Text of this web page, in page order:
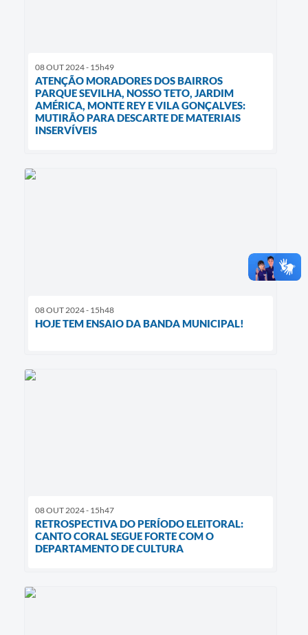
08 OUT 2024 - 15h49
ATENÇÃO MORADORES DOS BAIRROS
PARQUE SEVILHA, NOSSO TETO, JARDIM
AMÉRICA, MONTE REY E VILA GONÇALVES:
MUTIRÃO PARA DESCARTE DE MATERIAIS
INSERVÍVEIS
08 OUT 2024 - 15h48
HOJE TEM ENSAIO DA BANDA MUNICIPAL!
08 OUT 2024 - 15h47
RETROSPECTIVA DO PERÍODO ELEITORAL:
CANTO CORAL SEGUE FORTE COM O
DEPARTAMENTO DE CULTURA